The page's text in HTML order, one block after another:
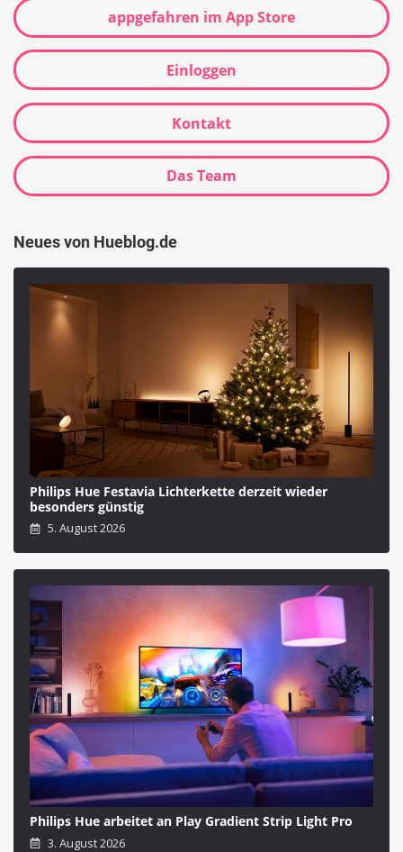
appgefahren im App Store
Einloggen
Kontakt
Das Team
Neues von Hueblog.de
Philips Hue Festavia Lichterkette derzeit wieder
besonders günstig
5. August 2026
Philips Hue arbeitet an Play Gradient Strip Light Pro
3. August 2026